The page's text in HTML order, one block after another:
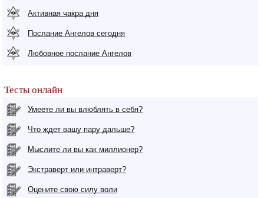
Активная чакра дня
Послание Ангелов сегодня
Любовное послание Ангелов
Тесты онлайн
Умеете ли вы влюблять в себя?
Что ждет вашу пару дальше?
Мыслите ли вы как миллионер?
Экстраверт или интраверт?
Оцените свою силу воли